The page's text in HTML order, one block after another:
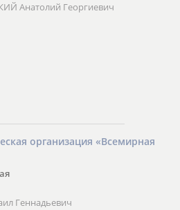
Анатолий Георгиевич
организация «Всемирная
Геннадьевич